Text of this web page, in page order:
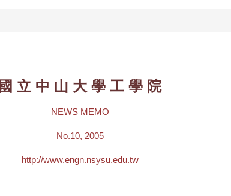
國 立 中 山 大 學 工 學 院
NEWS MEMO
No.10, 2005
http://www.engn.nsysu.edu.tw